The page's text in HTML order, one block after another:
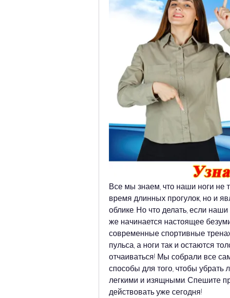
Все мы знаем, что наши ноги не
время длинных прогулок, но и
облике. Но что делать, если
же начинается настоящее
современные спортивные
пульса, а ноги так и остаются
отчаиваться! Мы собрали все
способы для того, чтобы убрать
легкими и изящными. Спешите
действовать уже сегодня!